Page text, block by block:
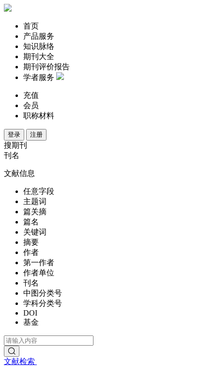
首页
产品服务
知识脉络
期刊大全
期刊评价报告
学者服务
充值
会员
职称材料
登录 注册
搜期刊
刊名
文献信息
任意字段
主题词
篇关摘
篇名
关键词
摘要
作者
第一作者
作者单位
刊名
中图分类号
学科分类号
DOI
基金
文献检索